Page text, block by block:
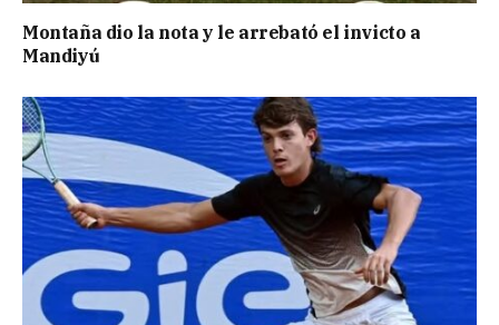
Montaña dio la nota y le arrebató el invicto a
Mandiyú